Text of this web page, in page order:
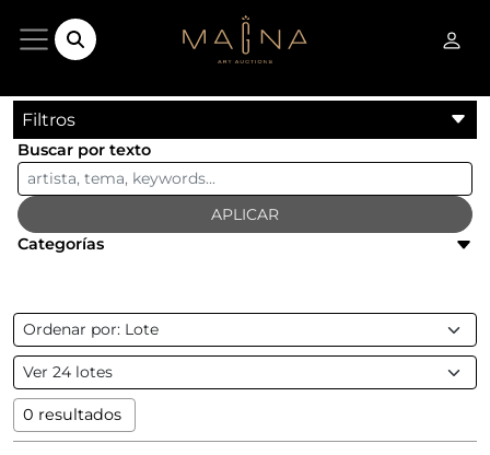
Filtros
Buscar por texto
APLICAR
Categorías
0 resultados